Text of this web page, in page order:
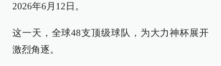
2026年6月12日。
这一天，全球48支顶级球队，为大力神杯展开
激烈角逐。